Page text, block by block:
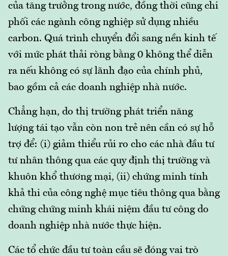
của tăng trưởng trong nước, đồng thời cũng chi
phối các ngành công nghiệp sử dụng nhiều
carbon. Quá trình chuyển đổi sang nền kinh tế
với mức phát thải ròng bằng 0 không thể diễn
ra nếu không có sự lãnh đạo của chính phủ,
bao gồm cả các doanh nghiệp nhà nước.
Chẳng hạn, do thị trường phát triển năng
lượng tái tạo vẫn còn non trẻ nên cần có sự hỗ
trợ để: (i) giảm thiểu rủi ro cho các nhà đầu tư
tư nhân thông qua các quy định thị trường và
khuôn khổ thương mại, (ii) chứng minh tính
khả thi của công nghệ mục tiêu thông qua bằng
chứng chứng minh khái niệm đầu tư công do
doanh nghiệp nhà nước thực hiện.
Các tổ chức đầu tư toàn cầu sẽ đóng vai trò